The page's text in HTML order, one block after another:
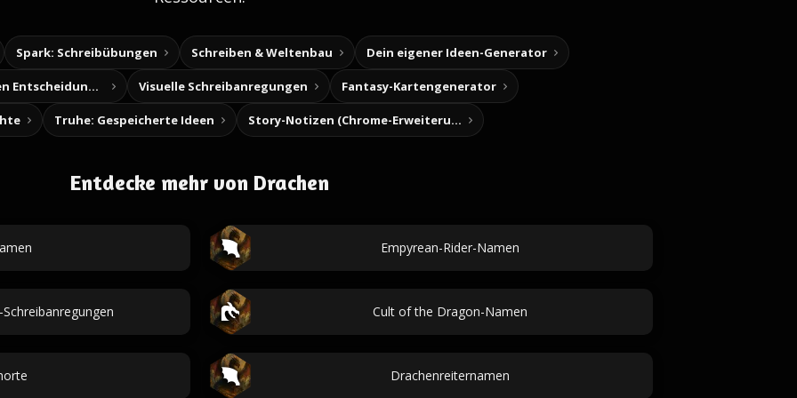
Spark: Schreibübungen Schreiben & Weltenbau Dein eigener Ideen-Generator
Baue deine eigenen Entscheidungsabenteuer Visuelle Schreibanregungen Fantasy-Kartengenerator
Truhe: Gespeicherte Ideen Story-Notizen (Chrome-Erweiterung)
Entdecke mehr von Drachen
Empyrean-Rider-Namen
Cult of the Dragon-Namen
Drachenreiternamen